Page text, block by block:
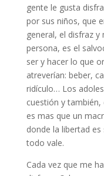
gente le gusta
por sus niños, que
general, el disfraz
persona, es el
ser y hacer lo que
atreverían: beber,
ridículo… Los
cuestión y
es mas que un
donde la libertad
todo vale.
Cada vez que me